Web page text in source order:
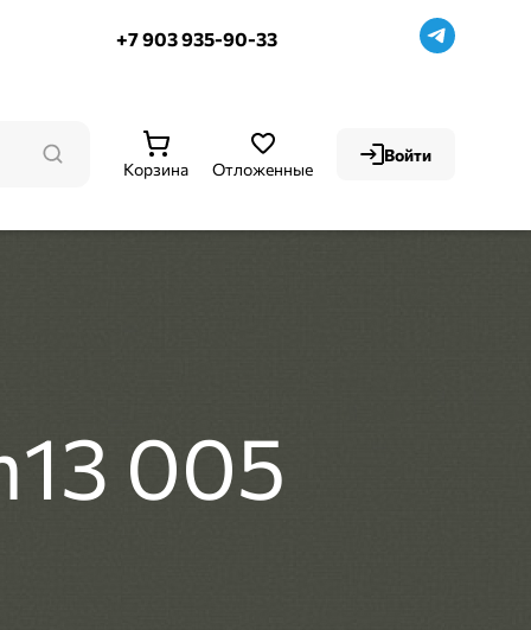
+7 903 935-90-33
Отложенные
Корзина
Войти
005